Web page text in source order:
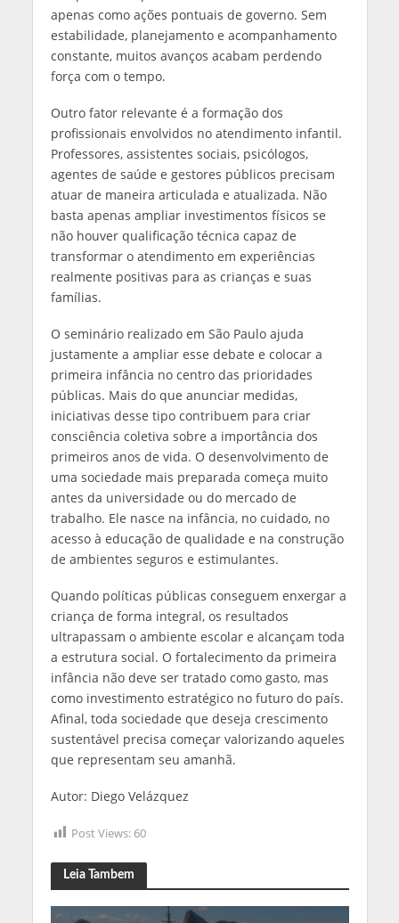
apenas como ações pontuais de governo. Sem
estabilidade, planejamento e acompanhamento
constante, muitos avanços acabam perdendo
força com o tempo.
Outro fator relevante é a formação dos
profissionais envolvidos no atendimento infantil.
Professores, assistentes sociais, psicólogos,
agentes de saúde e gestores públicos precisam
atuar de maneira articulada e atualizada. Não
basta apenas ampliar investimentos físicos se
não houver qualificação técnica capaz de
transformar o atendimento em experiências
realmente positivas para as crianças e suas
famílias.
O seminário realizado em São Paulo ajuda
justamente a ampliar esse debate e colocar a
primeira infância no centro das prioridades
públicas. Mais do que anunciar medidas,
iniciativas desse tipo contribuem para criar
consciência coletiva sobre a importância dos
primeiros anos de vida. O desenvolvimento de
uma sociedade mais preparada começa muito
antes da universidade ou do mercado de
trabalho. Ele nasce na infância, no cuidado, no
acesso à educação de qualidade e na construção
de ambientes seguros e estimulantes.
Quando políticas públicas conseguem enxergar a
criança de forma integral, os resultados
ultrapassam o ambiente escolar e alcançam toda
a estrutura social. O fortalecimento da primeira
infância não deve ser tratado como gasto, mas
como investimento estratégico no futuro do país.
Afinal, toda sociedade que deseja crescimento
sustentável precisa começar valorizando aqueles
que representam seu amanhã.
Autor: Diego Velázquez
Post Views: 60
Leia Tambem